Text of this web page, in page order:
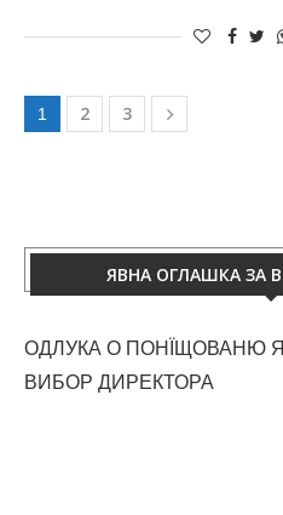
1 2 3
ЯВНА ОГЛАШКА ЗА
ОДЛУКА О ПОНЇЩОВАНЮ
ВИБОР ДИРЕКТОРА